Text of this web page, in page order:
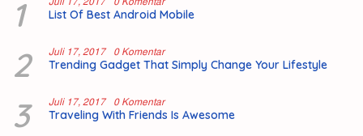
1 List Of Best Android Mobile
2 Juli 17, 2017 0 Komentar
Trending Gadget That Simply Change Your Lifestyle
3 Juli 17, 2017 0 Komentar
Traveling With Friends Is Awesome